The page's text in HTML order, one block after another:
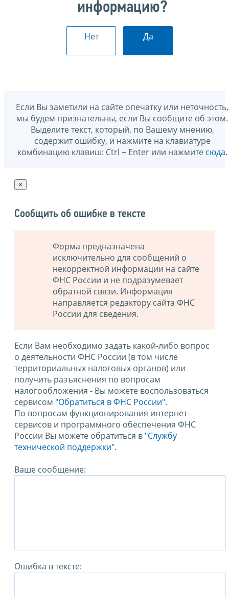
информацию?
Нет Да
Если Вы заметили на сайте опечатку или неточность,
мы будем признательны, если Вы сообщите об этом.
Выделите текст, который, по Вашему мнению,
содержит ошибку, и нажмите на клавиатуре
комбинацию клавиш: Ctrl + Enter или нажмите сюда.
×
Сообщить об ошибке в тексте
Форма предназначена
исключительно для сообщений о
некорректной информации на сайте
ФНС России и не подразумевает
обратной связи. Информация
направляется редактору сайта ФНС
России для сведения.
Если Вам необходимо задать какой-либо вопрос
о деятельности ФНС России (в том числе
территориальных налоговых органов) или
получить разъяснения по вопросам
налогообложения - Вы можете воспользоваться
сервисом "Обратиться в ФНС России".
По вопросам функционирования интернет-
сервисов и программного обеспечения ФНС
России Вы можете обратиться в "Службу
технической поддержки".
Ваше сообщение:
Ошибка в тексте: